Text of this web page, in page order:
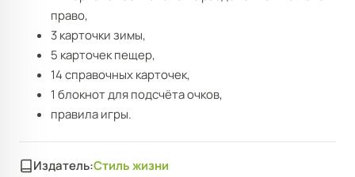
право,
3 карточки зимы,
5 карточек пещер,
14 справочных карточек,
1 блокнот для подсчёта очков,
правила игры.
Издатель:Стиль жизни